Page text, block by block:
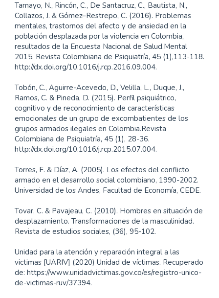
Tamayo, N., Rincón, C., De Santacruz, C., Bautista, N.,
Collazos, J. & Gómez–Restrepo, C. (2016). Problemas
mentales, trastornos del afecto y de ansiedad en la
población desplazada por la violencia en Colombia,
resultados de la Encuesta Nacional de Salud.Mental
2015. Revista Colombiana de Psiquiatría, 45 (1),113-118.
http://dx.doi.org/10.1016/j.rcp.2016.09.004.
Tobón, C., Aguirre-Acevedo, D., Velilla, L., Duque, J.,
Ramos, C. & Pineda, D. (2015). Perfil psiquiátrico,
cognitivo y de reconocimiento de características
emocionales de un grupo de excombatientes de los
grupos armados ilegales en Colombia.Revista
Colombiana de Psiquiatría, 45 (1), 28-36.
http://dx.doi.org/10.1016/j.rcp.2015.07.004.
Torres, F. & Díaz, A. (2005). Los efectos del conflicto
armado en el desarrollo social colombiano, 1990-2002.
Universidad de los Andes, Facultad de Economía, CEDE.
Tovar, C. & Pavajeau, C. (2010). Hombres en situación de
desplazamiento. Transformaciones de la masculinidad.
Revista de estudios sociales, (36), 95-102.
Unidad para la atención y reparación integral a las
victimas [UARIV] (2020) Unidad de víctimas. Recuperado
de: https://www.unidadvictimas.gov.co/es/registro-unico-
de-victimas-ruv/37394.